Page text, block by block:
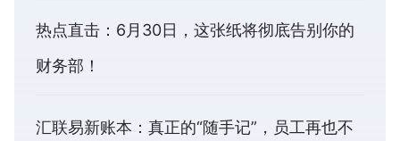
热点直击：6月30日，这张纸将彻底告别你的
财务部！
汇联易新账本：真正的“随手记”，员工再也不